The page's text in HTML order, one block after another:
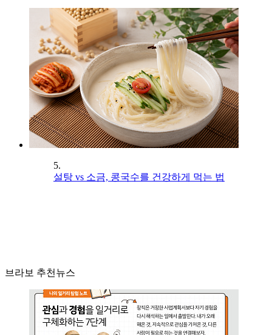
5.
설탕 vs 소금, 콩국수를 건강하게 먹는 법
브라보 추천뉴스